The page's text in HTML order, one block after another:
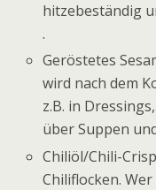
hitzebeständig
.
Geröstetes
wird nach dem
z.B. in
über Suppen
Chiliöl/Chili-
Chiliflocken.